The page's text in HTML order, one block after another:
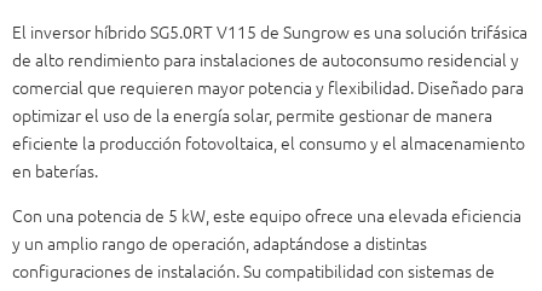
El inversor híbrido SG5.0RT V115 de Sungrow es una solución trifásica
de alto rendimiento para instalaciones de autoconsumo residencial y
comercial que requieren mayor potencia y flexibilidad. Diseñado para
optimizar el uso de la energía solar, permite gestionar de manera
eficiente la producción fotovoltaica, el consumo y el almacenamiento
en baterías.
Con una potencia de 5 kW, este equipo ofrece una elevada eficiencia
y un amplio rango de operación, adaptándose a distintas
configuraciones de instalación. Su compatibilidad con sistemas de